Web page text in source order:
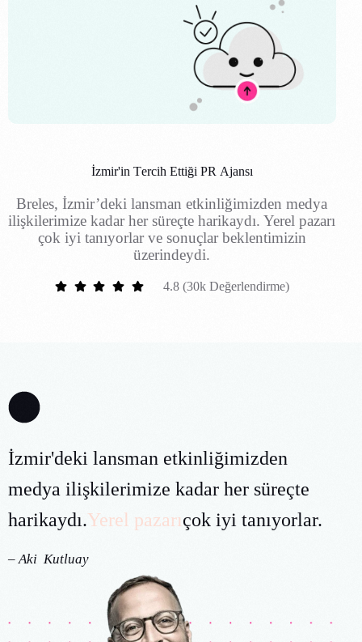
İzmir'in Tercih Ettiği PR Ajansı
Breles, İzmir’deki lansman etkinliğimizden medya
ilişkilerimize kadar her süreçte harikaydı. Yerel pazarı
çok iyi tanıyorlar ve sonuçlar beklentimizin
üzerindeydi.
4.8 (30k Değerlendirme)
İzmir'deki lansman etkinliğimizden
medya ilişkilerimize kadar her süreçte
harikaydı.Yerel pazarıçok iyi tanıyorlar.
– Aki Kutluay